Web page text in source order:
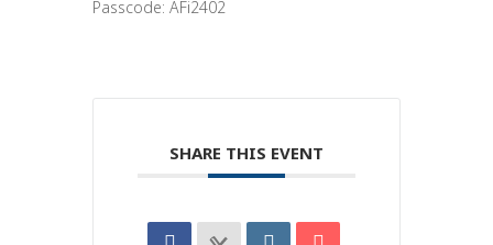
Passcode: AFi2402
SHARE THIS EVENT